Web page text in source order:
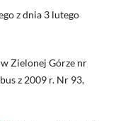
z dnia 3 lutego
Zielonej Górze nr
z 2009 r. Nr 93,